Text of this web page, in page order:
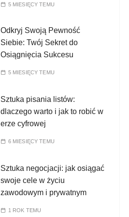
5 MIESIĘCY TEMU
Odkryj Swoją Pewność
Siebie: Twój Sekret do
Osiągnięcia Sukcesu
5 MIESIĘCY TEMU
Sztuka pisania listów:
dlaczego warto i jak to robić w
erze cyfrowej
6 MIESIĘCY TEMU
Sztuka negocjacji: jak osiągać
swoje cele w życiu
zawodowym i prywatnym
1 ROK TEMU